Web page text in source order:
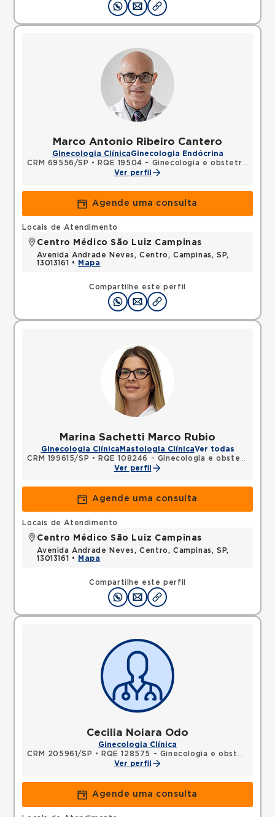
Marco Antonio Ribeiro Cantero
Ginecologia ClínicaGinecologia Endócrina
CRM 69556/SP • RQE 19504 - Ginecologia e obstetrícia
Ver perfil
Agende uma consulta
Compartilhe este perfil
Locais de Atendimento
Centro Médico São Luiz Campinas
Avenida Andrade Neves, Centro, Campinas, SP,
13013161 •
Mapa
Marina Sachetti Marco Rubio
Ginecologia Clínica Mastologia ClínicaVer todas
CRM 199615/SP • RQE 108246 - Ginecologia e obstetrícia
Ver perfil
Agende uma consulta
Compartilhe este perfil
Locais de Atendimento
Centro Médico São Luiz Campinas
Avenida Andrade Neves, Centro, Campinas, SP,
13013161 •
Mapa
Cecilia Noiara Odo
Ginecologia Clínica
CRM 205961/SP •
RQE 128575 - Ginecologia e obstetrícia
Ver perfil
Agende uma consulta